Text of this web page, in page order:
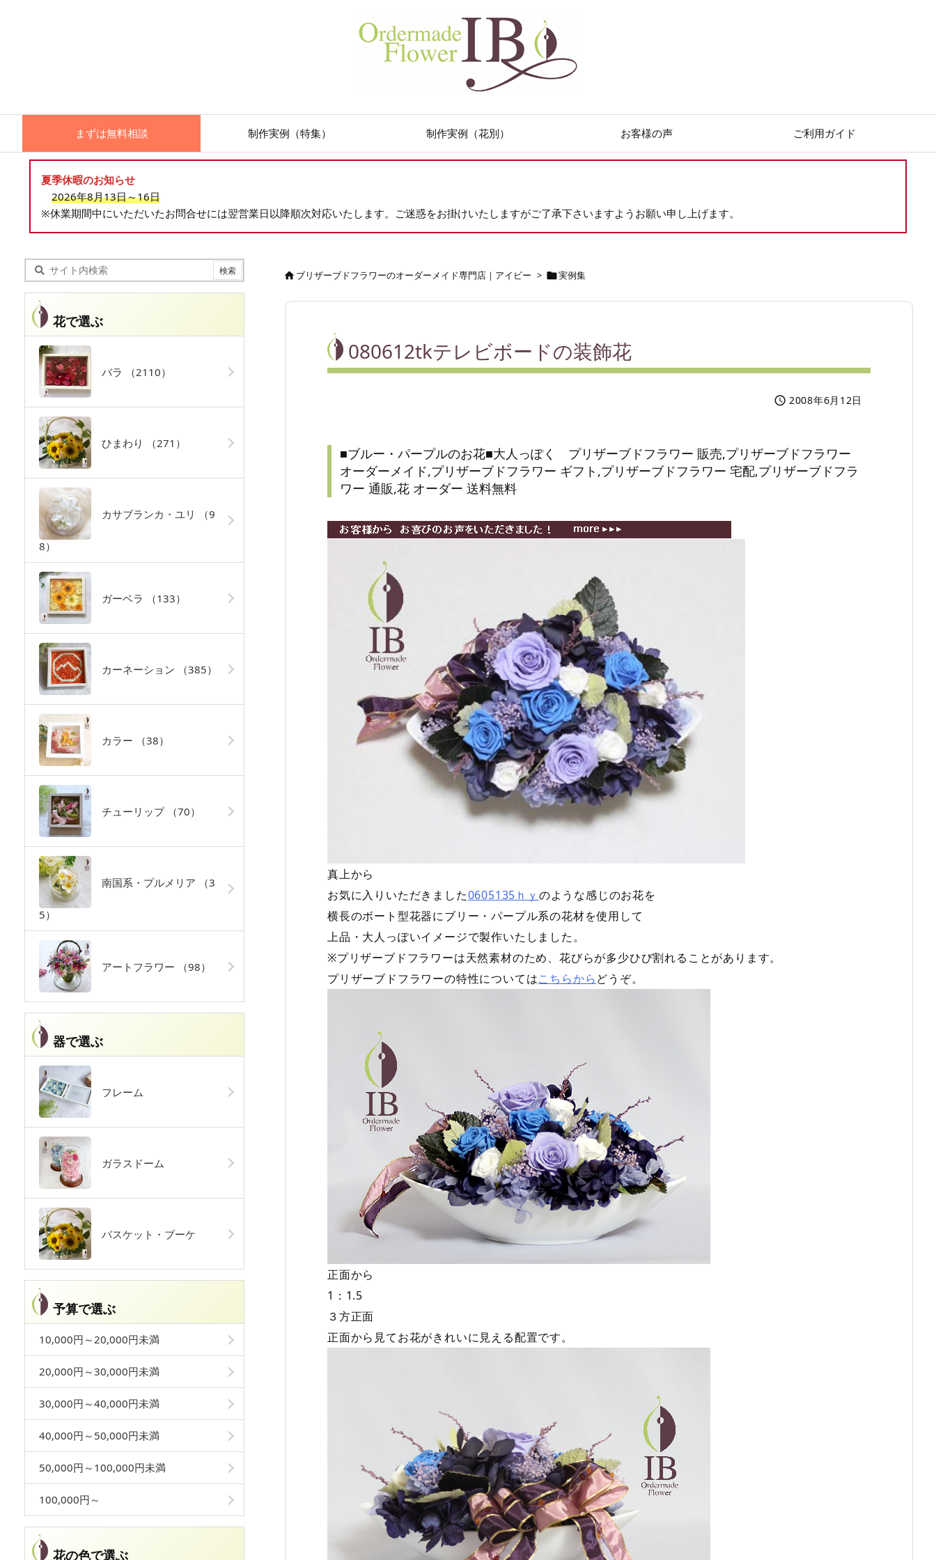
まずは無料相談 制作実例（特集） 制作実例（花別） お客様の声 ご利用ガイド
夏季休暇のお知らせ
2026年8月13日～16日
※休業期間中にいただいたお問合せには翌営業日以降順次対応いたします。ご迷惑をお掛けいたしますがご了承下さいますようお願い申し上げます。
ブリザーブドフラワーのオーダーメイド専門店｜アイビー > 実例集
080612tkテレビボードの装飾花
 2008年6月12日
■ブルー・パープルのお花■大人っぽく プリザーブドフラワー 販売,プリザーブドフラワー
オーダーメイド,プリザーブドフラワー ギフト,プリザーブドフラワー 宅配,プリザーブドフラ
ワー 通販,花 オーダー 送料無料
真上から
お気に入りいただきました0605135ｈｙ のような感じのお花を
横長のボート型花器にブリー・パープル系の花材を使用して
上品・大人っぽいイメージで製作いたしました。
※プリザーブドフラワーは天然素材のため、花びらが多少ひび割れることがあります。
プリザーブドフラワーの特性についてはこちらからどうぞ。
正面から
1：1.5
３方正面
正面から見てお花がきれいに見える配置です。
花で選ぶ
バラ （2110）
ひまわり （271）
カサブランカ・ユリ （9
8）
ガーベラ （133）
カーネーション （385）
カラー （38）
チューリップ （70）
南国系・プルメリア （3
5）
アートフラワー （98）
器で選ぶ
フレーム
ガラスドーム
バスケット・ブーケ
予算で選ぶ
10,000円～20,000円未満
20,000円～30,000円未満
30,000円～40,000円未満
40,000円～50,000円未満
50,000円～100,000円未満
100,000円～
花の色で選ぶ